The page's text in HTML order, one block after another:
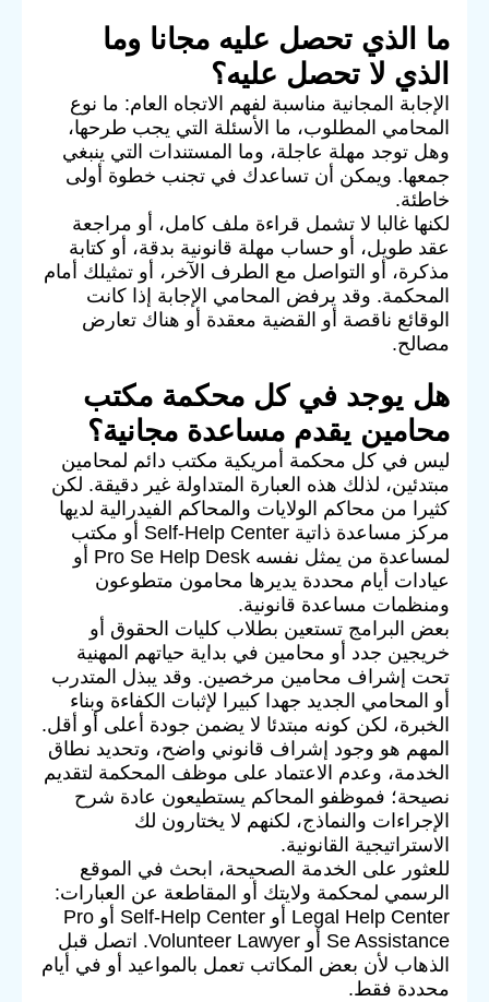
ما الذي تحصل عليه مجانا وما
الذي لا تحصل عليه؟
الإجابة المجانية مناسبة لفهم الاتجاه العام: ما نوع
المحامي المطلوب، ما الأسئلة التي يجب طرحها،
وهل توجد مهلة عاجلة، وما المستندات التي ينبغي
جمعها. ويمكن أن تساعدك في تجنب خطوة أولى
خاطئة.
لكنها غالبا لا تشمل قراءة ملف كامل، أو مراجعة
عقد طويل، أو حساب مهلة قانونية بدقة، أو كتابة
مذكرة، أو التواصل مع الطرف الآخر، أو تمثيلك أمام
المحكمة. وقد يرفض المحامي الإجابة إذا كانت
الوقائع ناقصة أو القضية معقدة أو هناك تعارض
مصالح.
هل يوجد في كل محكمة مكتب
محامين يقدم مساعدة مجانية؟
ليس في كل محكمة أمريكية مكتب دائم لمحامين
مبتدئين، لذلك هذه العبارة المتداولة غير دقيقة. لكن
كثيرا من محاكم الولايات والمحاكم الفيدرالية لديها
مركز مساعدة ذاتية Self-Help Center أو مكتب
لمساعدة من يمثل نفسه Pro Se Help Desk أو
عيادات أيام محددة يديرها محامون متطوعون
ومنظمات مساعدة قانونية.
بعض البرامج تستعين بطلاب كليات الحقوق أو
خريجين جدد أو محامين في بداية حياتهم المهنية
تحت إشراف محامين مرخصين. وقد يبذل المتدرب
أو المحامي الجديد جهدا كبيرا لإثبات الكفاءة وبناء
الخبرة، لكن كونه مبتدئا لا يضمن جودة أعلى أو أقل.
المهم هو وجود إشراف قانوني واضح، وتحديد نطاق
الخدمة، وعدم الاعتماد على موظف المحكمة لتقديم
نصيحة؛ فموظفو المحاكم يستطيعون عادة شرح
الإجراءات والنماذج، لكنهم لا يختارون لك
الاستراتيجية القانونية.
للعثور على الخدمة الصحيحة، ابحث في الموقع
الرسمي لمحكمة ولايتك أو المقاطعة عن العبارات:
Legal Help Center أو Self-Help Center أو Pro
Se Assistance أو Volunteer Lawyer. اتصل قبل
الذهاب لأن بعض المكاتب تعمل بالمواعيد أو في أيام
محددة فقط.